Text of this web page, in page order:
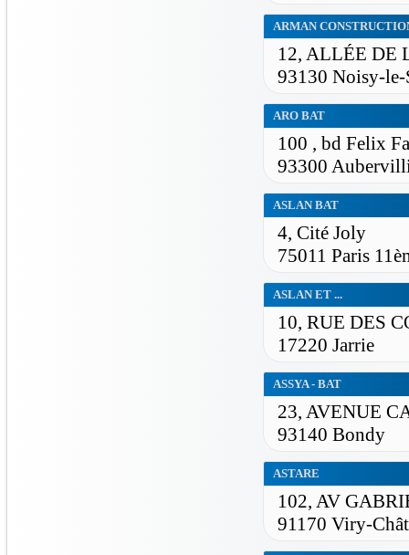
ARMAN
12, ALLÉE DE
93130 Noisy-le-
ARO BAT
100 , bd Felix
93300
ASLAN BAT
4, Cité Joly
75011 Paris
ASLAN ET ...
10, RUE DES
17220 Jarrie
ASSYA - BAT
23, AVENUE
93140 Bondy
ASTARE
102, AV
91170 Viry-